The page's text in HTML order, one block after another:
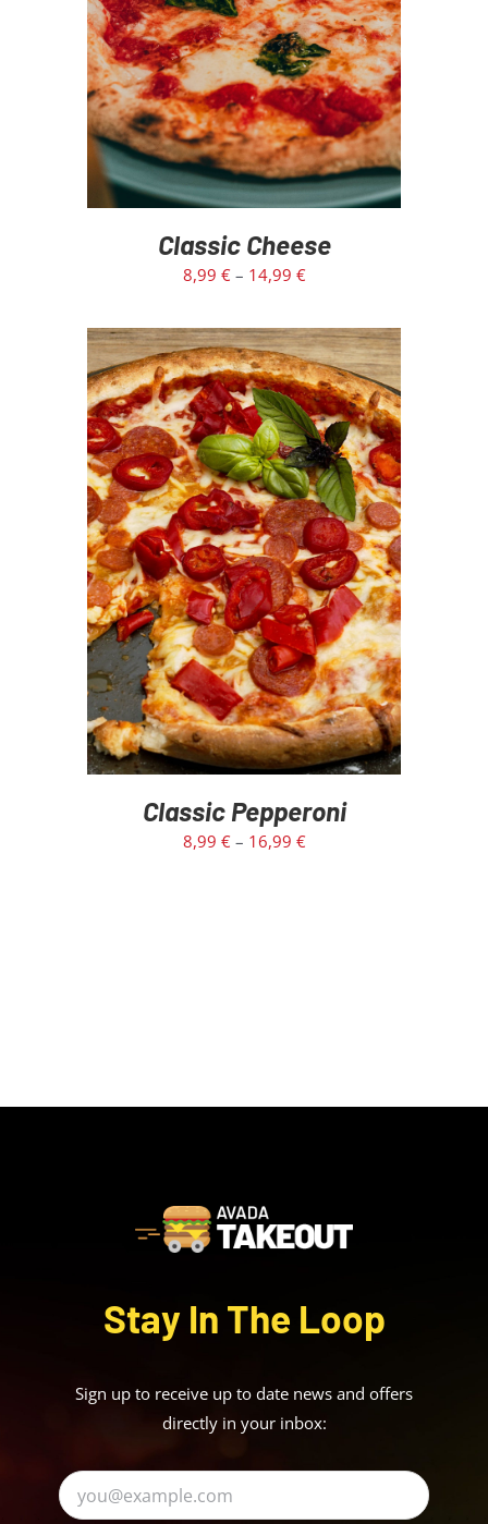
Classic Cheese
8,99 €– 14,99 €
SELECT OPTIONS / DETAILS
Classic Pepperoni
8,99 €– 16,99 €
Stay In The Loop
Sign up to receive up to date news and offers
directly in your inbox: